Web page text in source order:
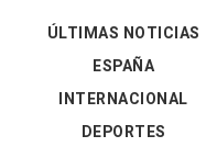
ÚLTIMAS NOTICIAS
ESPAÑA
INTERNACIONAL
DEPORTES